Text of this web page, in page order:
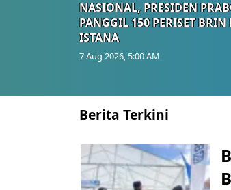
NASIONAL, PRESIDEN
PANGGIL 150 PERISET BRIN
ISTANA
7 Aug 2026, 5:00 AM
Berita Terkini